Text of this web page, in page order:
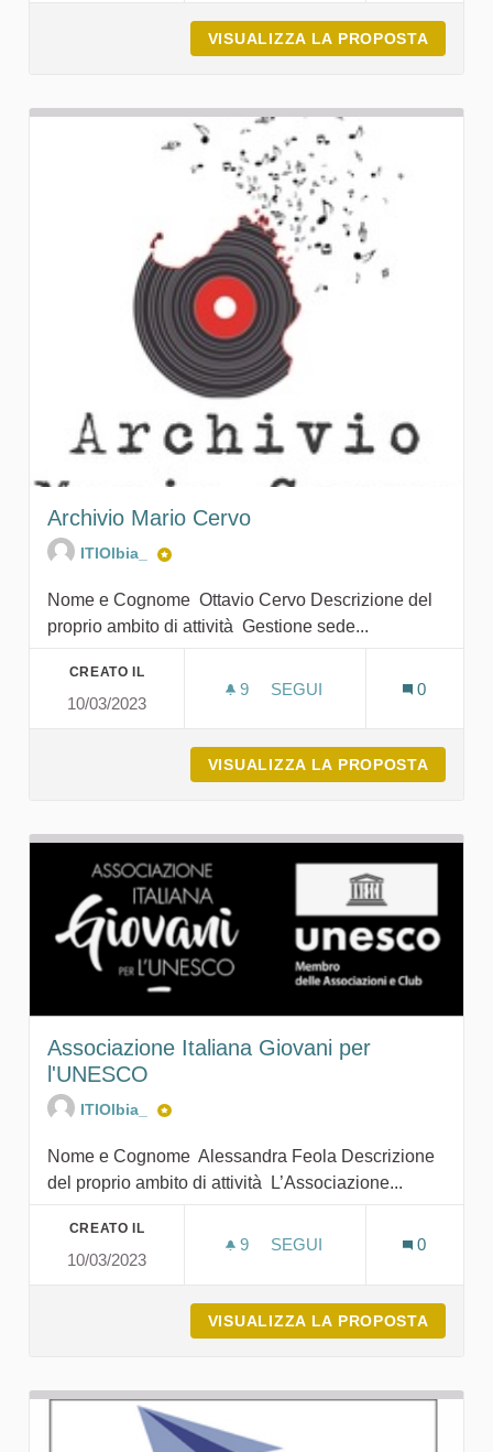
VISUALIZZA LA PROPOSTA
Archivio Mario Cervo
ITIOlbia_
Nome e Cognome Ottavio Cervo Descrizione del
proprio ambito di attività Gestione sede...
CREATO IL
10/03/2023
9 9 SOSTENITORI
SEGUI
0
VISUALIZZA LA PROPOSTA
Associazione Italiana Giovani per
l'UNESCO
ITIOlbia_
Nome e Cognome Alessandra Feola Descrizione
del proprio ambito di attività L’Associazione...
CREATO IL
10/03/2023
9 9 SOSTENITORI
SEGUI
0
VISUALIZZA LA PROPOSTA